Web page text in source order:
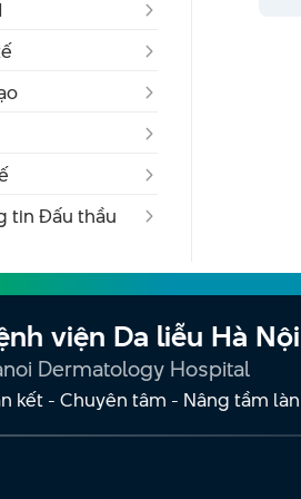
tin Đấu thầu
viện Da liễu Hà Nội
Dermatology Hospital
kết - Chuyên tâm - Nâng tầm